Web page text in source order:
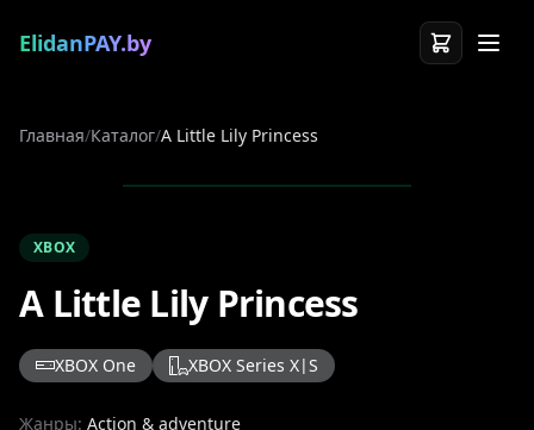
ElidanPAY.by
Главная/Каталог/A Little Lily Princess
XBOX
A Little Lily Princess
XBOX One XBOX Series X|S
Жанры: Action & adventure